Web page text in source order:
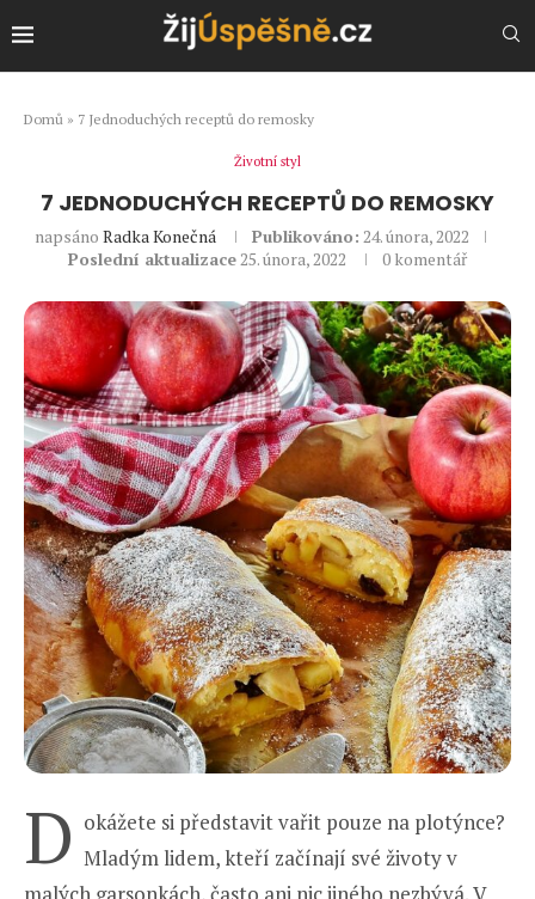
Domů » 7 Jednoduchých receptů do remosky
Životní styl
7 JEDNODUCHÝCH RECEPTŮ DO REMOSKY
napsáno Radka Konečná Publikováno: 24. února, 2022
Poslední aktualizace25. února, 2022 0 komentář
D okážete si představit vařit pouze na plotýnce?
Mladým lidem, kteří začínají své životy v
malých garsonkách, často ani nic jiného nezbývá. V